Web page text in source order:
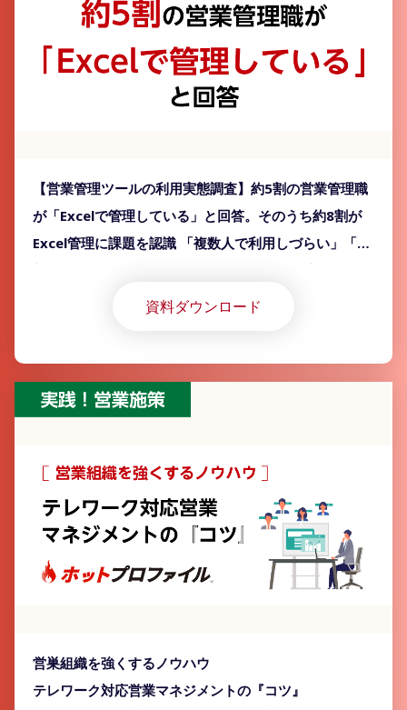
【営業管理ツールの利用実態調査】約5割の営業管理職
が「Excelで管理している」と回答。そのうち約8割が
Excel管理に課題を認識 「複数人で利用しづらい」「最
新版がどこにあるかわからない」など課題が挙がるも、
「Excel」以外のツール導入が進んでいない実態が明ら
資料ダウンロード
営巣組織を強くするノウハウ
テレワーク対応営業マネジメントの『コツ』